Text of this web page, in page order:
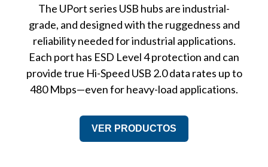
The UPort series USB hubs are industrial-
grade, and designed with the ruggedness and
reliability needed for industrial applications.
Each port has ESD Level 4 protection and can
provide true Hi-Speed USB 2.0 data rates up to
480 Mbps—even for heavy-load applications.
VER PRODUCTOS